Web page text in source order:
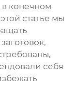
в конечном
статье мы
,
себя